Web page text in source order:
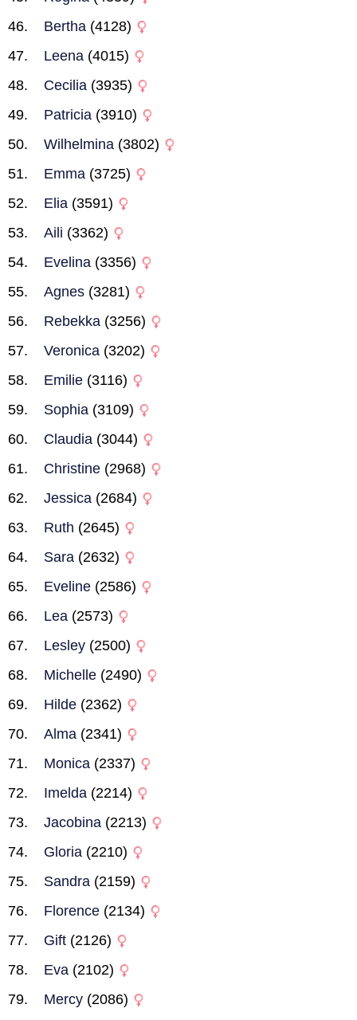
Bertha (4128)
Leena (4015)
Cecilia (3935)
Patricia (3910)
Wilhelmina (3802)
Emma (3725)
Elia (3591)
Aili (3362)
Evelina (3356)
Agnes (3281)
Rebekka (3256)
Veronica (3202)
Emilie (3116)
Sophia (3109)
Claudia (3044)
Christine (2968)
Jessica (2684)
Ruth (2645)
Sara (2632)
Eveline (2586)
Lea (2573)
Lesley (2500)
Michelle (2490)
Hilde (2362)
Alma (2341)
Monica (2337)
Imelda (2214)
Jacobina (2213)
Gloria (2210)
Sandra (2159)
Florence (2134)
Gift (2126)
Eva (2102)
Mercy (2086)